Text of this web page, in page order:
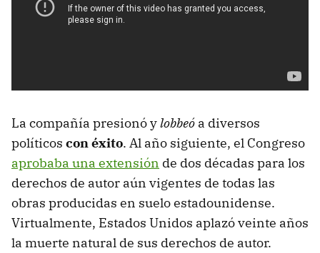
La compañía presionó ylobbeó a diversos
políticos con éxito. Al año siguiente, el Congreso
aprobaba una extensión de dos décadas para los
derechos de autor aún vigentes de todas las
obras producidas en suelo estadounidense.
Virtualmente, Estados Unidos aplazó veinte años
la muerte natural de sus derechos de autor.